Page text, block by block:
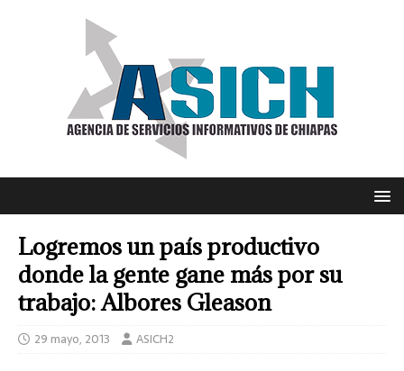
Logremos un país productivo
donde la gente gane más por su
trabajo: Albores Gleason
29 mayo, 2013 ASICH2